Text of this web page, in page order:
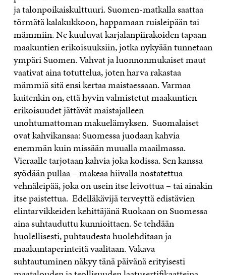
ja talonpoikaiskulttuuri. Suomen-matkalla saattaa
törmätä kalakukkoon, happamaan ruisleipään tai
mämmiin. Ne kuuluvat karjalanpiirakoiden tapaan
maakuntien erikoisuuksiin, jotka nykyään tunnetaan
ympäri Suomen. Vahvat ja luonnonmukaiset maut
vaativat aina totuttelua, joten harva rakastaa
mämmiä sitä ensi kertaa maistaessaan. Varmaa
kuitenkin on, että hyvin valmistetut maakuntien
erikoisuudet jättävät maistajalleen
unohtumattoman makuelämyksen. Suomalaiset
ovat kahvikansaa: Suomessa juodaan kahvia
enemmän kuin missään muualla maailmassa.
Vieraalle tarjotaan kahvia joka kodissa. Sen kanssa
syödään pullaa – makeaa hiivalla nostatettua
vehnäleipää, joka on usein itse leivottua – tai ainakin
itse paistettua. Edelläkävijä terveyttä edistävien
elintarvikkeiden kehittäjänä Ruokaan on Suomessa
aina suhtauduttu kunnioittaen. Se tehdään
huolellisesti, puhtaudesta huolehditaan ja
maakuntaperinteitä vaalitaan. Vakava
suhtautuminen näkyy tänä päivänä erityisesti